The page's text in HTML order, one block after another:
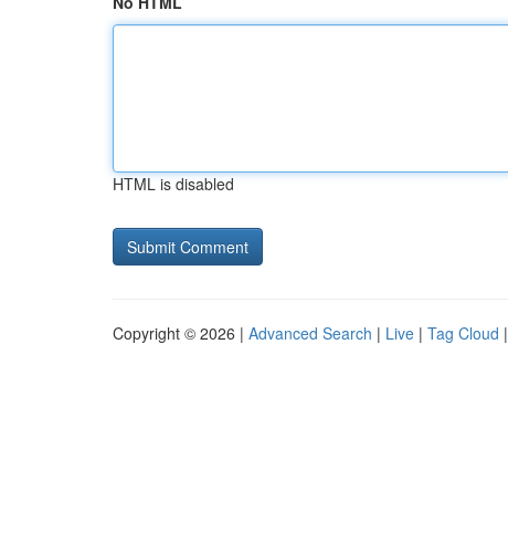
HTML is disabled
Copyright © 2026 | Advanced Search | Live | Tag Cloud |